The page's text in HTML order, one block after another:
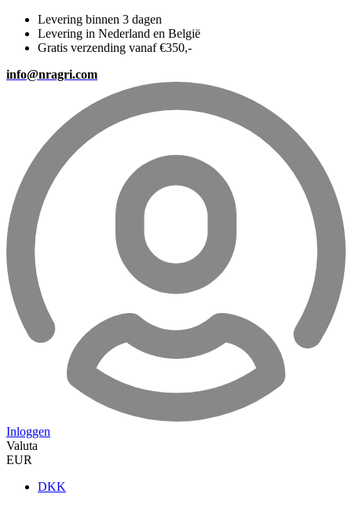
Levering binnen 3 dagen
Levering in Nederland en België
Gratis verzending vanaf €350,-
info@nragri.com
Inloggen
Valuta
EUR
DKK